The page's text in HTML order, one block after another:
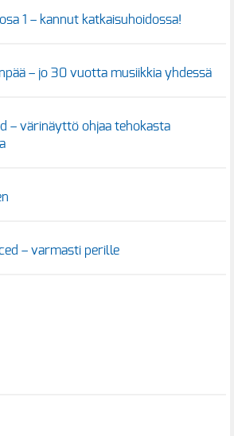
1 – kannut katkaisuhoidossa!
– jo 30 vuotta musiikkia yhdessä
– värinäyttö ohjaa tehokasta
– varmasti perille